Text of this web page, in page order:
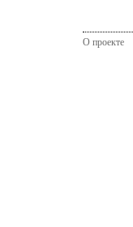
О проекте